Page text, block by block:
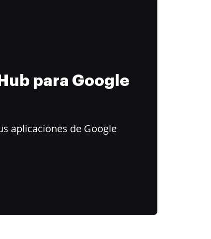
para Google
aplicaciones de Google